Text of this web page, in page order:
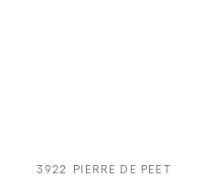
3922 PIERRE DE PEET